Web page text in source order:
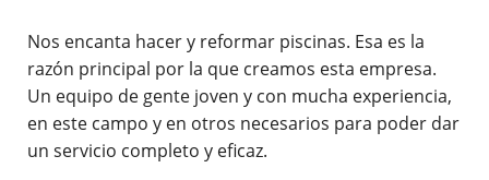
Nos encanta hacer y reformar piscinas. Esa es la
razón principal por la que creamos esta empresa.
Un equipo de gente joven y con mucha experiencia,
en este campo y en otros necesarios para poder dar
un servicio completo y eficaz.